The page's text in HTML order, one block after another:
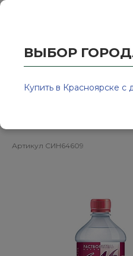
Колор-Авто -
Растворитель
Артикул СИН64609
ВЫБОР
Купить в Красноярске с